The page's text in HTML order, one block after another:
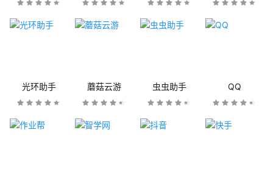
光环助手 蘑菇云游 虫虫助手 QQ